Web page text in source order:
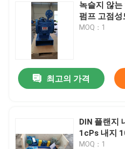
제품
녹슬지 않는
펌프 고점
MOQ：1
최고의 가격
DIN 플랜지
1cPs 내지
MOQ：1